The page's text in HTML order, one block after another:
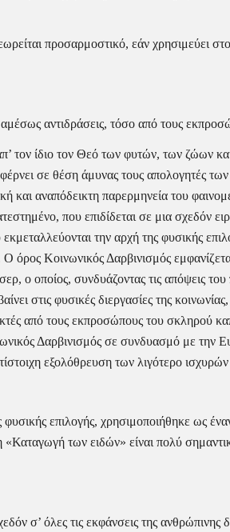
προσαρμοστικό, εάν χρησιμεύει
αντιδράσεις, τόσο από τους
τον ίδιο τον Θεό των φυτών, των ζώων
σε θέση άμυνας τους απολογητές
και αναπόδεικτη παρερμηνεία του
που επιδίδεται σε μια σχεδόν
την αρχή της φυσικής
όρος Κοινωνικός Δαρβινισμός
ο οποίος, συνδυάζοντας τις απόψεις
στις φυσικές διεργασίες της
από τους εκπροσώπους του σκληρού
Δαρβινισμός σε συνδυασμό με
εξολόθρευση των λιγότερο
επιλογής, χρησιμοποιήθηκε ως
των ειδών» είναι πολύ
σ’ όλες τις εκφάνσεις της